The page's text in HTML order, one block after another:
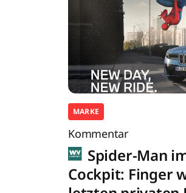
MARKE
Kommentar
Spider-Man
Cockpit: Finger